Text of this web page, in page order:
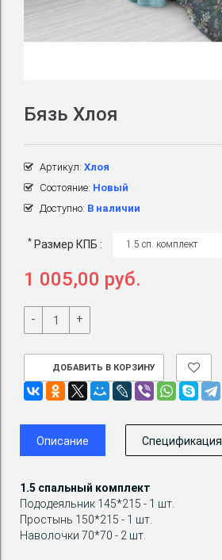
Бязь Хлоя
Артикул: Хлоя
Состояние: Новый
Доступно: В наличии
* Размер КПБ :
1 005,00 руб.
- +
ДОБАВИТЬ В КОРЗИНУ
Описание Спецификация
1.5 спальный комплект
Пододеяльник 145*215 - 1 шт.
Простынь 150*215 - 1 шт.
Наволочки 70*70 - 2 шт.